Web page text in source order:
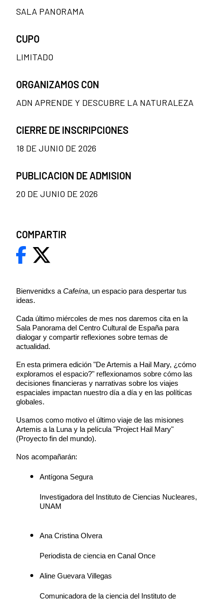
Bienvenidxs aCafeína, un espacio para despertar tus
ideas.
Cada último miércoles de mes nos daremos cita en la
Sala Panorama del Centro Cultural de España para
dialogar y compartir reflexiones sobre temas de
actualidad.
En esta primera edición "De Artemis a Hail Mary, ¿cómo
exploramos el espacio?" reflexionamos sobre cómo las
decisiones financieras y narrativas sobre los viajes
espaciales impactan nuestro día a día y en las políticas
globales.
Usamos como motivo el último viaje de las misiones
Artemis a la Luna y la película "Project Hail Mary"
(Proyecto fin del mundo).
Nos acompañarán:
Antígona Segura
Investigadora del Instituto de Ciencias Nucleares,
UNAM
Ana Cristina Olvera
Periodista de ciencia en Canal Once
Aline Guevara Villegas
Comunicadora de la ciencia del Instituto de
SALA PANORAMA
CUPO
LIMITADO
ORGANIZAMOS CON
ADN APRENDE Y DESCUBRE LA NATURALEZA
CIERRE DE INSCRIPCIONES
18 DE JUNIO DE 2026
PUBLICACION DE ADMISION
20 DE JUNIO DE 2026
COMPARTIR